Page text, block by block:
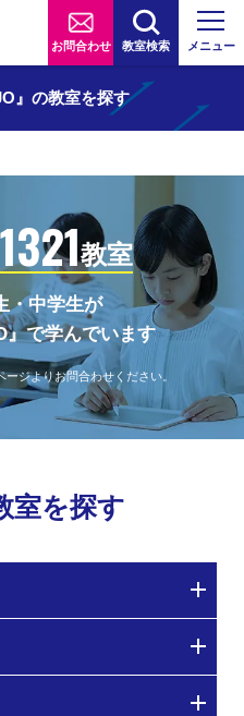
お問合わせ 教室検索 メニュー
』の教室を探す
1321教室
・中学生が
』で学んでいます
ジよりお問合わせください。
室を探す